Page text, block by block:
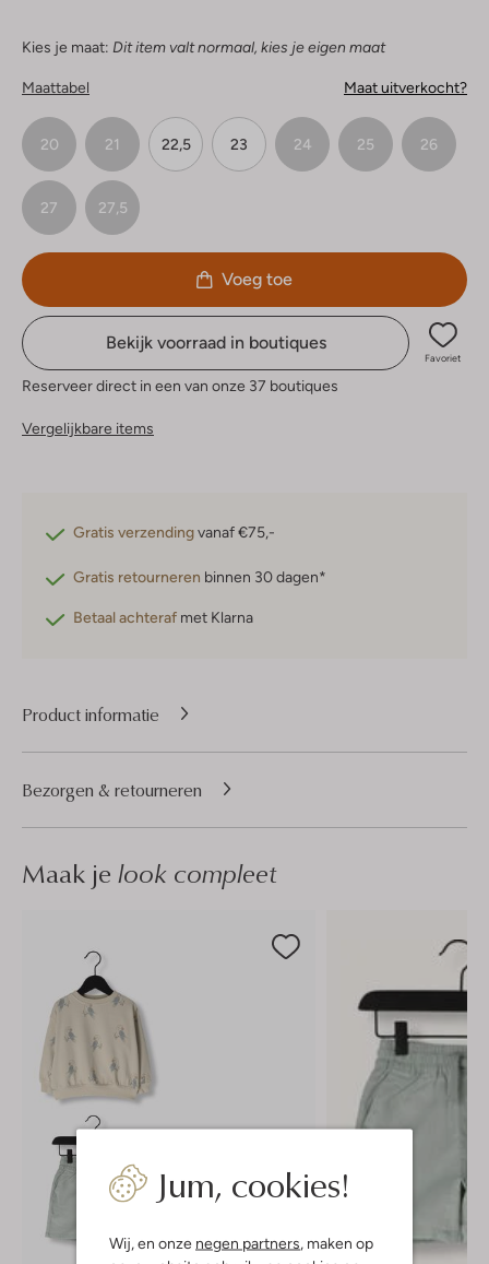
Jum, cookies!
Wij, en onze negen partners , maken op
Kies je maat: Dit item valt normaal, kies je eigen maat
Maattabel Maat uitverkocht?
20 21 22,5 23 24 25 26
27 27,5
Voeg toe
Bekijk voorraad in boutiques
Favoriet
Reserveer direct in een van onze 37 boutiques
Vergelijkbare items
Gratis verzendingvanaf €75,-
Gratis retourneren binnen 30 dagen*
Betaal achteraf met Klarna
Product informatie
Bezorgen & retourneren
Maak je look compleet